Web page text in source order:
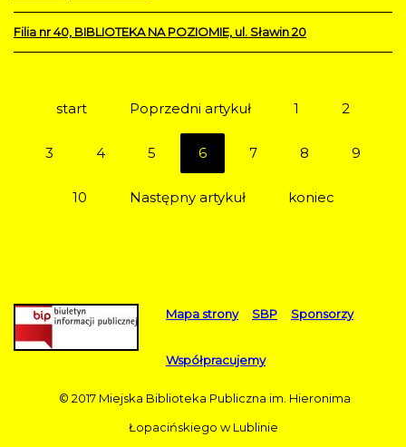
Filia nr 40, BIBLIOTEKA NA POZIOMIE, ul. Sławin 20
start Poprzedni artykuł 1 2
3 4 5 6 7 8 9
10 Następny artykuł koniec
Mapa strony SBP Sponsorzy
Współpracujemy
© 2017 Miejska Biblioteka Publiczna im. Hieronima
Łopacińskiego w Lublinie